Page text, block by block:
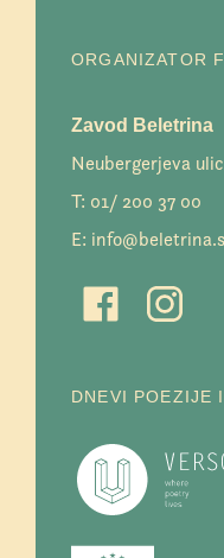
ORGANIZATOR
Zavod Beletrina
Neubergerjeva
T: 01/ 200 37 00
E:
DNEVI POEZIJE